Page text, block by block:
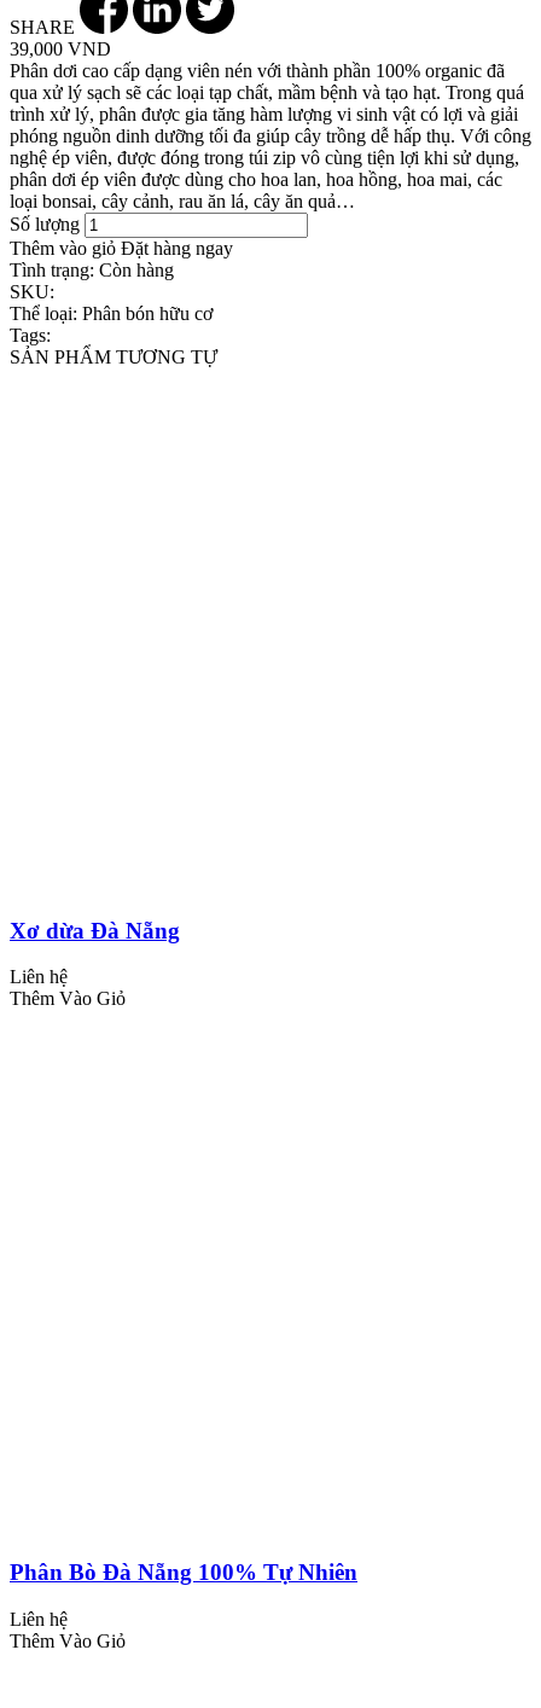
SHARE
39,000 VND
Phân dơi cao cấp dạng viên nén với thành phần 100% organic đã
qua xử lý sạch sẽ các loại tạp chất, mầm bệnh và tạo hạt. Trong quá
trình xử lý, phân được gia tăng hàm lượng vi sinh vật có lợi và giải
phóng nguồn dinh dưỡng tối đa giúp cây trồng dễ hấp thụ. Với công
nghệ ép viên, được đóng trong túi zip vô cùng tiện lợi khi sử dụng,
phân dơi ép viên được dùng cho hoa lan, hoa hồng, hoa mai, các
loại bonsai, cây cảnh, rau ăn lá, cây ăn quả…
Số lượng
Thêm vào giỏ Đặt hàng ngay
Tình trạng: Còn hàng
SKU:
Thể loại: Phân bón hữu cơ
Tags:
SẢN PHẨM TƯƠNG TỰ
Xơ dừa Đà Nẵng
Liên hệ
Thêm Vào Giỏ
Phân Bò Đà Nẵng 100% Tự Nhiên
Liên hệ
Thêm Vào Giỏ